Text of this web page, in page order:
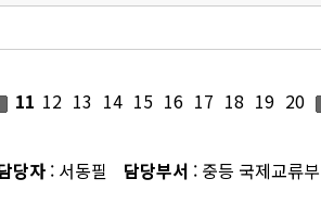
11 12 13 14 15 16 17 18 19 20
당자 : 서동필 담당부서 : 중등 국제교류부